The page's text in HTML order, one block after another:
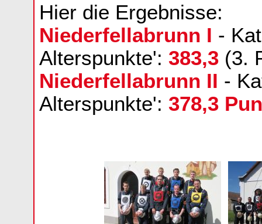
Hier die Ergebnisse:
Niederfellabrunn I -
Alterspunkte': 383,3 (3.
Niederfellabrunn II -
Alterspunkte': 378,3